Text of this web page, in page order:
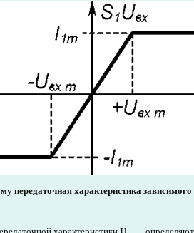
передаточная характеристика